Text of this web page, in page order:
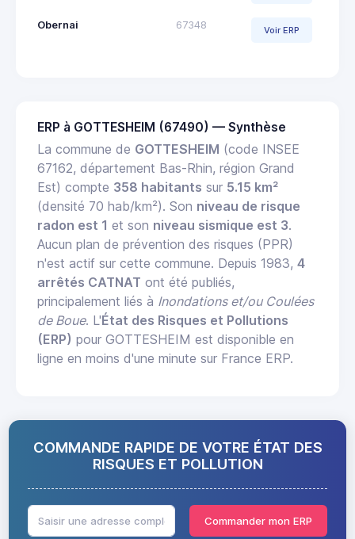
Obernai 67348 Voir ERP
ERP à GOTTESHEIM (67490) — Synthèse
La commune de GOTTESHEIM (code INSEE
67162, département Bas-Rhin, région Grand
Est) compte 358 habitants sur 5.15 km²
(densité 70 hab/km²). Son niveau de risque
radon est 1 et son niveau sismique est 3.
Aucun plan de prévention des risques (PPR)
n'est actif sur cette commune. Depuis 1983, 4
arrêtés CATNAT ont été publiés,
principalement liés à Inondations et/ou Coulées
de Boue. L'État des Risques et Pollutions
(ERP) pour GOTTESHEIM est disponible en
ligne en moins d'une minute sur France ERP.
COMMANDE RAPIDE DE VOTRE ÉTAT DES
RISQUES ET POLLUTION
Commander mon ERP